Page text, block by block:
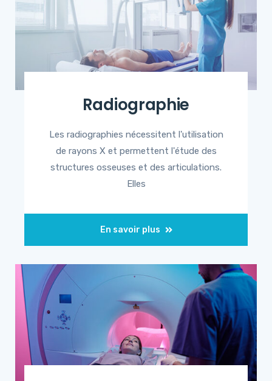
Radiographie
Les radiographies nécessitent l'utilisation
de rayons X et permettent l'étude des
structures osseuses et des articulations.
Elles
En savoir plus